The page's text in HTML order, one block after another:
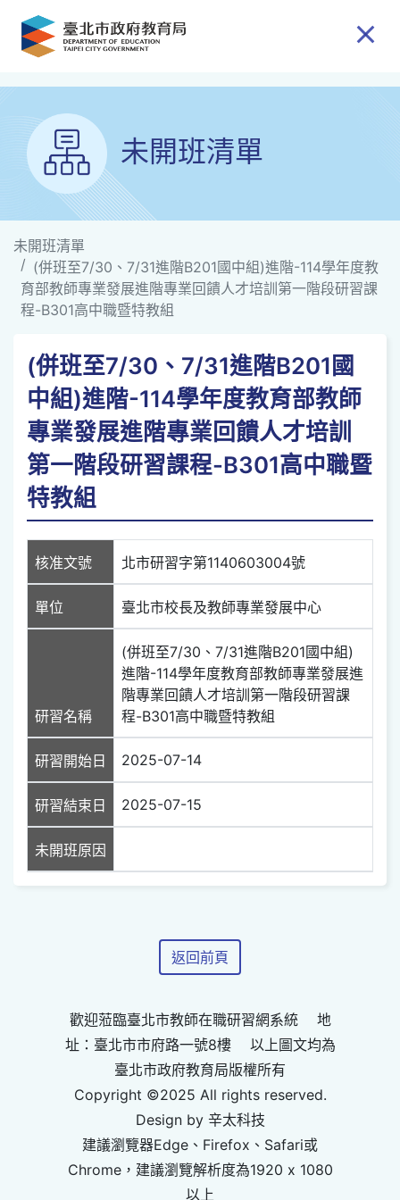
跳到主要內容
未開班清單
未開班清單
(併班至7/30、7/31進階B201國中組)進階-114學年度教
育部教師專業發展進階專業回饋人才培訓第一階段研習課
程-B301高中職暨特教組
(併班至7/30、7/31進階B201國
中組)進階-114學年度教育部教師
專業發展進階專業回饋人才培訓
第一階段研習課程-B301高中職暨
特教組
核准文號 北市研習字第1140603004號
單位 臺北市校長及教師專業發展中心
研習名稱
(併班至7/30、7/31進階B201國中組)
進階-114學年度教育部教師專業發展進
階專業回饋人才培訓第一階段研習課
程-B301高中職暨特教組
研習開始日 2025-07-14
研習結束日 2025-07-15
未開班原因
返回前頁
歡迎蒞臨臺北市教師在職研習網系統 地
址：臺北市市府路一號8樓 以上圖文均為
臺北市政府教育局版權所有
Copyright ©2025 All rights reserved.
Design by 辛太科技
建議瀏覽器Edge、Firefox、Safari或
Chrome，建議瀏覽解析度為1920 x 1080
以上